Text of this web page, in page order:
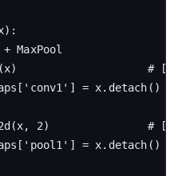
MaxPool
#
= x.detach()
2)               #
= x.detach()